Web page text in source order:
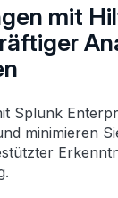
mit
Splunk
minimieren